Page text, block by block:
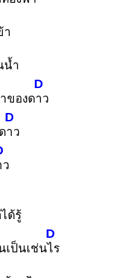
า
น้ำ
ของด
D
าว
D
าว
ว
ด้รู้
เป็นเช่น
D
ไร